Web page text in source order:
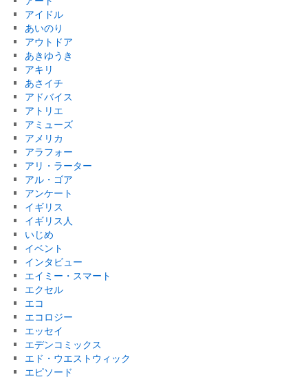
アイドル
あいのり
アウトドア
あきゆうき
アキリ
あさイチ
アドバイス
アトリエ
アミューズ
アメリカ
アラフォー
アリ・ラーター
アル・ゴア
アンケート
イギリス
イギリス人
いじめ
イベント
インタビュー
エイミー・スマート
エクセル
エコ
エコロジー
エッセイ
エデンコミックス
エド・ウエストウィック
エピソード